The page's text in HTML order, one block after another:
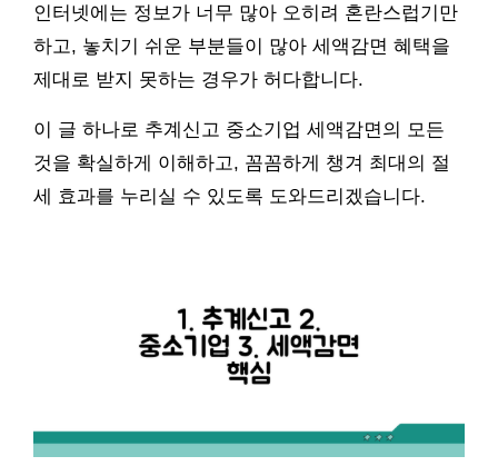
인터넷에는 정보가 너무 많아 오히려 혼란스럽기만
하고, 놓치기 쉬운 부분들이 많아 세액감면 혜택을
제대로 받지 못하는 경우가 허다합니다.
이 글 하나로 추계신고 중소기업 세액감면의 모든
것을 확실하게 이해하고, 꼼꼼하게 챙겨 최대의 절
세 효과를 누리실 수 있도록 도와드리겠습니다.